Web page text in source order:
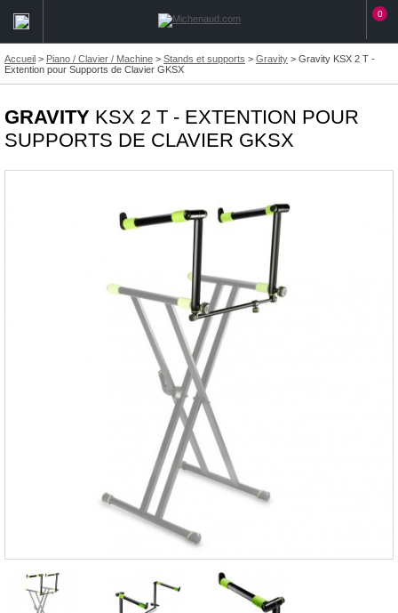
0
Accueil > Piano / Clavier / Machine > Stands et supports > Gravity > Gravity KSX 2 T -
Extention pour Supports de Clavier GKSX
GRAVITY KSX 2 T - EXTENTION POUR
SUPPORTS DE CLAVIER GKSX